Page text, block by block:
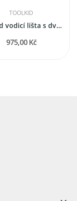
TOOLKID
ToolKid vodicí lišta s dvojicí svorek
975,00 Kč